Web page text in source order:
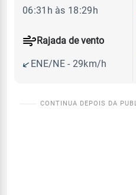
Rajada de vento
ENE/NE - 29km/h
06:31h às 18:29h